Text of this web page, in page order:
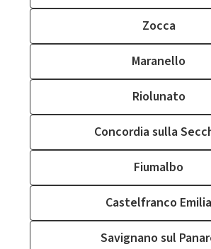
Zocca
Maranello
Riolunato
Concordia sulla
Fiumalbo
Castelfranco Emilia
Savignano sul